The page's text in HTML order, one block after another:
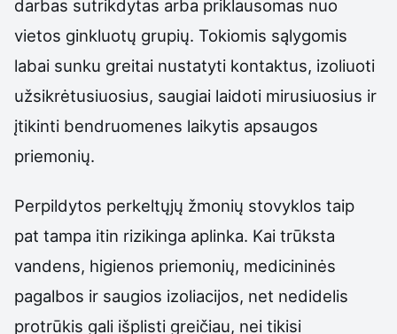
darbas sutrikdytas arba priklausomas nuo
vietos ginkluotų grupių. Tokiomis sąlygomis
labai sunku greitai nustatyti kontaktus, izoliuoti
užsikrėtusiuosius, saugiai laidoti mirusiuosius ir
įtikinti bendruomenes laikytis apsaugos
priemonių.
Perpildytos perkeltųjų žmonių stovyklos taip
pat tampa itin rizikinga aplinka. Kai trūksta
vandens, higienos priemonių, medicininės
pagalbos ir saugios izoliacijos, net nedidelis
protrūkis gali išplisti greičiau, nei tikisi